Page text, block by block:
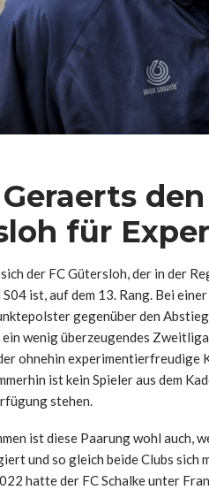
für
der FC Gütersloh, der in der
ist, auf dem 13. Rang. Bei
gegenüber den
wenig überzeugendes
ohnehin experimentierfreudige
ist kein Spieler aus dem
stehen.
ist diese Paarung wohl auch,
und so gleich beide Clubs
hatte der FC Schalke unter